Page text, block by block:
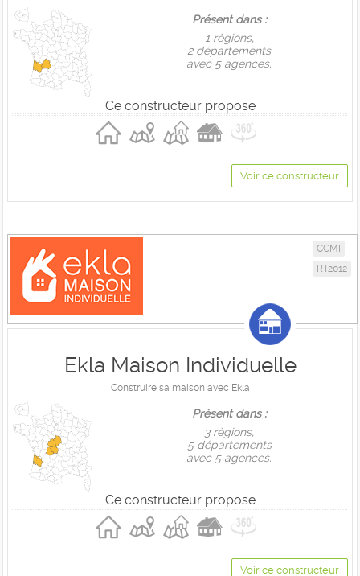
Présent dans :
1 règions,
2 départements
avec 5 agences.
Ce constructeur propose
Voir ce constructeur
CCMI
RT2012
Ekla Maison Individuelle
Construire sa maison avec Ekla
Présent dans :
3 règions,
5 départements
avec 5 agences.
Ce constructeur propose
Voir ce constructeur